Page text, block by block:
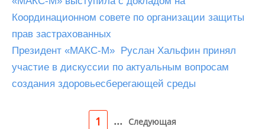
Координационном совете по организации защиты
прав застрахованных
Президент «МАКС-М» Руслан Хальфин принял
участие в дискуссии по актуальным вопросам
создания здоровьесберегающей среды
1 ... Следующая